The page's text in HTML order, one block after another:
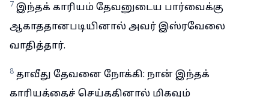
7 இந்தக் காரியம் தேவனுடைய பார்வைக்கு
ஆகாததானபடியினால் அவர் இஸ்ரவேலை
வாதித்தார்.
8 தாவீது தேவனை நோக்கி: நான் இந்தக்
காரியத்தைச் செய்ததினால் மிகவும்